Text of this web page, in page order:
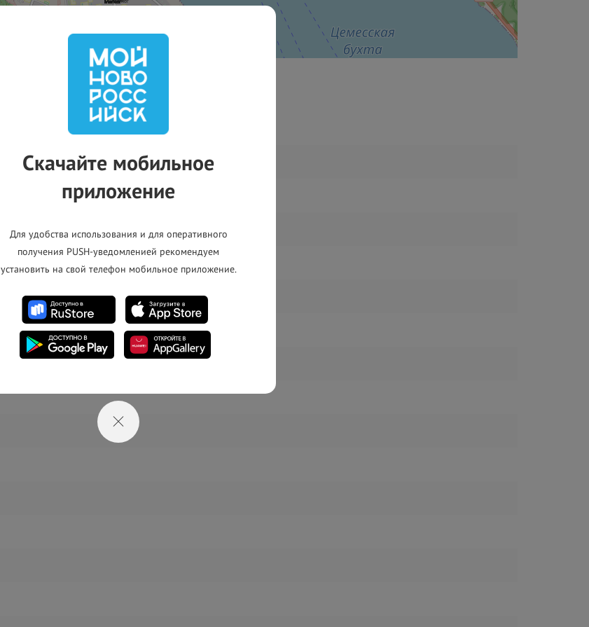
Скачайте мобильное
приложение
Для удобства использования и для оперативного
получения PUSH-уведомленией рекомендуем
установить на свой телефон мобильное приложение.